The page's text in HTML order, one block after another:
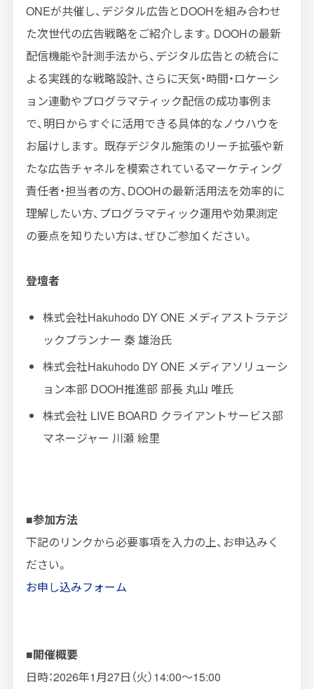
ONEが共催し、デジタル広告とDOOHを組み合わせ
た次世代の広告戦略をご紹介します。 DOOHの最新
配信機能や計測手法から、デジタル広告との統合に
よる実践的な戦略設計、さらに天気・時間・ロケーシ
ョン連動やプログラマティック配信の成功事例ま
で、明日からすぐに活用できる具体的なノウハウを
お届けします。 既存デジタル施策のリーチ拡張や新
たな広告チャネルを模索されているマーケティング
責任者・担当者の方、 DOOHの最新活用法を効率的に
理解したい方、プログラマティック運用や効果測定
の要点を知りたい方は、ぜひご参加ください。
登壇者
株式会社Hakuhodo DY ONE メディアストラテジ
ックプランナー 秦 雄治氏
株式会社Hakuhodo DY ONE メディアソリューシ
ョン本部 DOOH推進部 部長 丸山 唯氏
株式会社 LIVE BOARD クライアントサービス部
マネージャー 川瀬 絵里
■参加方法
下記のリンクから必要事項を入力の上、お申込みく
ださい。
お申し込みフォーム
■開催概要
日時：2026年1 月27日（火）14:00～15:00